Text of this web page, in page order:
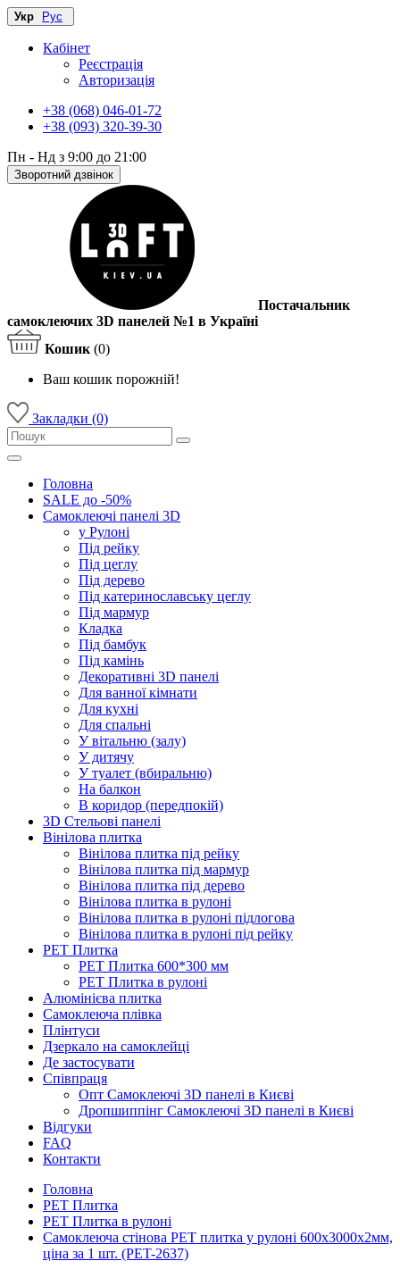
Укр Рус
Кабінет
Реєстрація
Авторизація
+38 (068) 046-01-72
+38 (093) 320-39-30
Пн - Нд з 9:00 до 21:00
Зворотний дзвінок
Постачальник
самоклеючих 3D панелей №1 в Україні
Кошик (0)
Ваш кошик порожній!
Закладки (0)
Головна
SALE до -50%
Самоклеючі панелі 3D
у Рулоні
Під рейку
Під цеглу
Під дерево
Під катеринославську цеглу
Під мармур
Кладка
Під бамбук
Під камінь
Декоративні 3D панелі
Для ванної кімнати
Для кухні
Для спальні
У вітальню (залу)
У дитячу
У туалет (вбиральню)
На балкон
В коридор (передпокій)
3D Стельові панелі
Вінілова плитка
Вінілова плитка під рейку
Вінілова плитка під мармур
Вінілова плитка під дерево
Вінілова плитка в рулоні
Вінілова плитка в рулоні підлогова
Вінілова плитка в рулоні під рейку
PET Плитка
PET Плитка 600*300 мм
PET Плитка в рулоні
Алюмінієва плитка
Самоклеюча плівка
Плінтуси
Дзеркало на самоклейці
Де застосувати
Співпраця
Опт Самоклеючі 3D панелі в Києві
Дропшиппінг Самоклеючі 3D панелі в Києві
Відгуки
FAQ
Контакти
Головна
PET Плитка
PET Плитка в рулоні
Самоклеюча стінова PET плитка у рулоні 600х3000х2мм,
ціна за 1 шт. (PET-2637)